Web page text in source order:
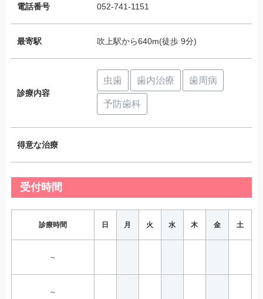
電話番号 052-741-1151
最寄駅 吹上駅から640m(徒歩 9分)
診療内容
虫歯 歯内治療 歯周病
予防歯科
得意な治療
受付時間
診療時間 日 月 火 水 木 金 土
～
～